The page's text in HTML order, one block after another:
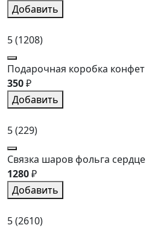
Добавить
5(1208)
Подарочная коробка конфет
350₽
Добавить
5(229)
Связка шаров фольга сердце
1280₽
Добавить
5(2610)